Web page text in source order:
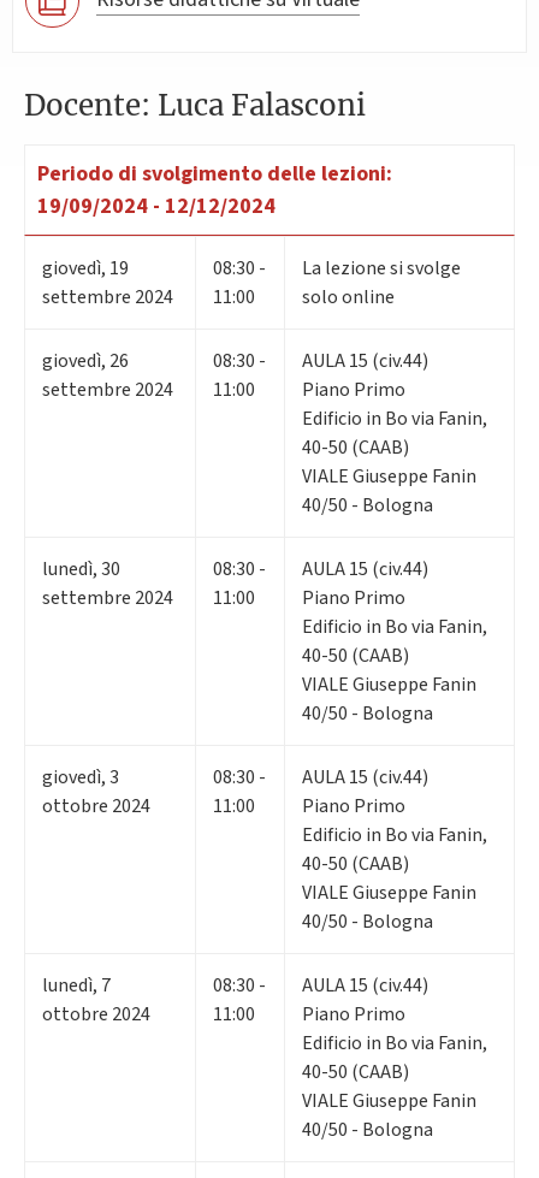
Docente: Luca Falasconi
Periodo di svolgimento delle lezioni:
19/09/2024 - 12/12/2024
giovedì, 19
settembre 2024
08:30 -
11:00
La lezione si svolge
solo online
giovedì, 26
settembre 2024
08:30 -
11:00
AULA 15 (civ.44)
Piano Primo
Edificio in Bo via Fanin,
40-50 (CAAB)
VIALE Giuseppe Fanin
40/50 - Bologna
lunedì,30
settembre 2024
08:30 -
11:00
AULA 15 (civ.44)
Piano Primo
Edificio in Bo via Fanin,
40-50 (CAAB)
VIALE Giuseppe Fanin
40/50 - Bologna
giovedì,3
ottobre 2024
08:30 -
11:00
AULA 15 (civ.44)
Piano Primo
Edificio in Bo via Fanin,
40-50 (CAAB)
VIALE Giuseppe Fanin
40/50 - Bologna
lunedì, 7
ottobre 2024
08:30 -
11:00
AULA 15 (civ.44)
Piano Primo
Edificio in Bo via Fanin,
40-50 (CAAB)
VIALE Giuseppe Fanin
40/50 - Bologna